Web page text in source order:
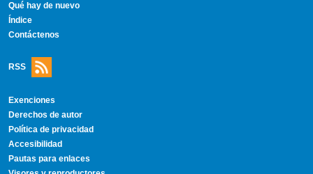
Qué hay de nuevo
Índice
Contáctenos
RSS
Exenciones
Derechos de autor
Política de privacidad
Accesibilidad
Pautas para enlaces